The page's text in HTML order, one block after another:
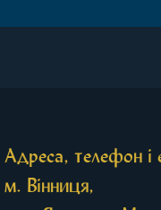
Адреса, телефон і
м. Вінниця,